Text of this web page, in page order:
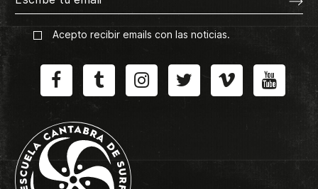
Acepto recibir emails con las noticias.